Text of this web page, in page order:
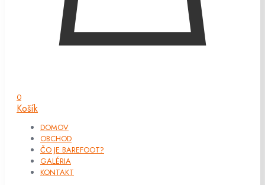
0
Košík
DOMOV
OBCHOD
ČO JE BAREFOOT?
GALÉRIA
KONTAKT